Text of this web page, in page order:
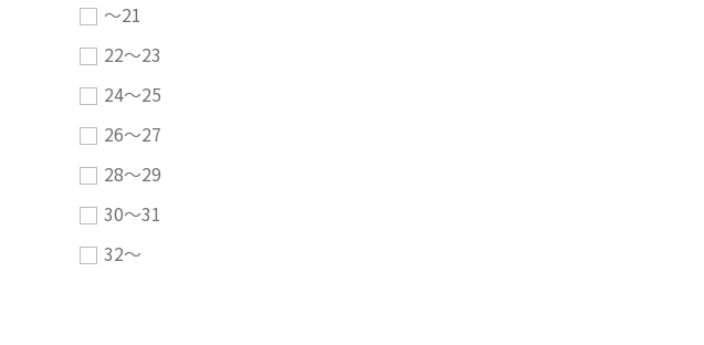
～21
22～23
24～25
26～27
28～29
30～31
32～